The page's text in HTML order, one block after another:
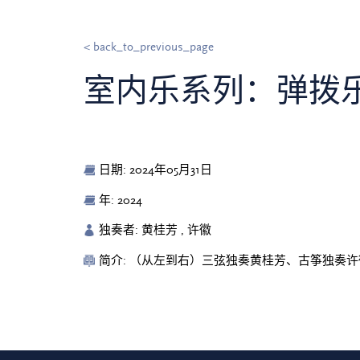
< back_to_previous_page
室内乐系列：弹拨
日期: 2024年05月31日
年: 2024
独奏者: 黄桂芳 , 许徽
简介: （从左到右）三弦独奏黄桂芳、古筝独奏